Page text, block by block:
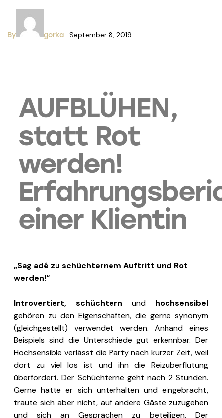
By gorka September 8, 2019
AUFBLÜHEN,
statt Rot
werden!
einer Klientin
„Sag adé zu schüchternem Auftritt und Rot
werden!“
Introvertiert, schüchtern und hochsensibel
gehören zu den Eigenschaften, die gerne synonym
(gleichgestellt) verwendet werden. Anhand eines
Beispiels sind die Unterschiede gut erkennbar. Der
Hochsensible verlässt die Party nach kurzer Zeit, weil
dort zu viel los ist und ihn die Reizüberflutung
überfordert. Der Schüchterne geht nach 2 Stunden.
Gerne hätte er sich unterhalten und eingebracht,
traute sich aber nicht, auf andere Gäste zuzugehen
und sich an Gesprächen zu beteiligen. Der